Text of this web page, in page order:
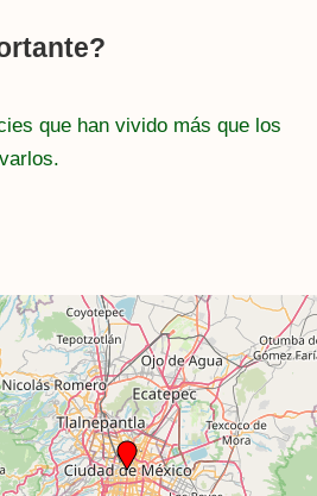
que han vivido más que los